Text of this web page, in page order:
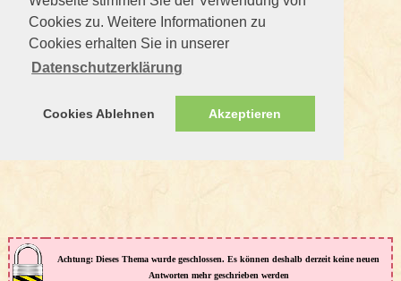
Cookies zu. Weitere Informationen zu
Cookies erhalten Sie in unserer
Datenschutzerklärung
Cookies Ablehnen Akzeptieren
Achtung: Dieses Thema wurde geschlossen. Es können deshalb derzeit keine neuen
Antworten mehr geschrieben werden